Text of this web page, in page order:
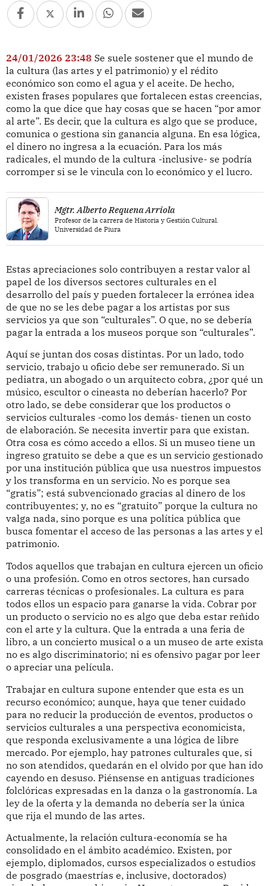
24/01/2026 23:48 Se suele sostener que el mundo de
la cultura (las artes y el patrimonio) y el rédito
económico son como el agua y el aceite. De hecho,
existen frases populares que fortalecen estas creencias,
como la que dice que hay cosas que se hacen “por amor
al arte”. Es decir, que la cultura es algo que se produce,
comunica o gestiona sin ganancia alguna. En esa lógica,
el dinero no ingresa a la ecuación. Para los más
radicales, el mundo de la cultura -inclusive- se podría
corromper si se le vincula con lo económico y el lucro.
Mgtr. Alberto Requena Arriola
Profesor de la carrera de Historia y Gestión Cultural.
Universidad de Piura
Estas apreciaciones solo contribuyen a restar valor al
papel de los diversos sectores culturales en el
desarrollo del país y pueden fortalecer la errónea idea
de que no se les debe pagar a los artistas por sus
servicios ya que son “culturales”. O que, no se debería
pagar la entrada a los museos porque son “culturales”.
Aquí se juntan dos cosas distintas. Por un lado, todo
servicio, trabajo u oficio debe ser remunerado. Si un
pediatra, un abogado o un arquitecto cobra, ¿por qué un
músico, escultor o cineasta no deberían hacerlo? Por
otro lado, se debe considerar que los productos o
servicios culturales -como los demás- tienen un costo
de elaboración. Se necesita invertir para que existan.
Otra cosa es cómo accedo a ellos. Si un museo tiene un
ingreso gratuito se debe a que es un servicio gestionado
por una institución pública que usa nuestros impuestos
y los transforma en un servicio. No es porque sea
“gratis”; está subvencionado gracias al dinero de los
contribuyentes; y, no es “gratuito” porque la cultura no
valga nada, sino porque es una política pública que
busca fomentar el acceso de las personas a las artes y el
patrimonio.
Todos aquellos que trabajan en cultura ejercen un oficio
o una profesión. Como en otros sectores, han cursado
carreras técnicas o profesionales. La cultura es para
todos ellos un espacio para ganarse la vida. Cobrar por
un producto o servicio no es algo que deba estar reñido
con el arte y la cultura. Que la entrada a una feria de
libro, a un concierto musical o a un museo de arte exista
no es algo discriminatorio; ni es ofensivo pagar por leer
o apreciar una película.
Trabajar en cultura supone entender que esta es un
recurso económico; aunque, haya que tener cuidado
para no reducir la producción de eventos, productos o
servicios culturales a una perspectiva economicista,
que responda exclusivamente a una lógica de libre
mercado. Por ejemplo, hay patrones culturales que, si
no son atendidos, quedarán en el olvido por que han ido
cayendo en desuso. Piénsense en antiguas tradiciones
folclóricas expresadas en la danza o la gastronomía. La
ley de la oferta y la demanda no debería ser la única
que rija el mundo de las artes.
Actualmente, la relación cultura-economía se ha
consolidado en el ámbito académico. Existen, por
ejemplo, diplomados, cursos especializados o estudios
de posgrado (maestrías e, inclusive, doctorados)